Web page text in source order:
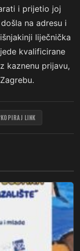
i prijetio joj
na adresu i
liječnička
kvalificirane
kaznenu prijavu,
KOPIRAJ LINK